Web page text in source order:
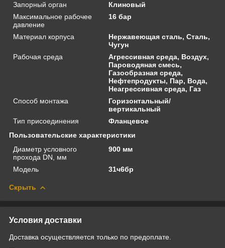
Запорный орган
Клиновый
Максимальное рабочее
давление
16 бар
Материал корпуса
Нержавеющая сталь, Сталь,
Чугун
Рабочая среда
Агрессивная среда, Воздух,
Пароводяная смесь,
Газообразная среда,
Нефтепродукты, Пар, Вода,
Неагрессивная среда, Газ
Способ монтажа
Горизонтальный/
вертикальный
Тип присоединения
Фланцевое
Пользовательские характеристики
Диаметр условного
прохода DN, мм
900 мм
Модель 31ч6бр
Скрыть
Условия доставки
Доставка осуществляется только по предоплате.